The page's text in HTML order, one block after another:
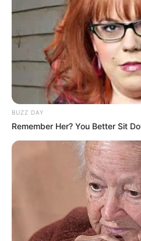
BUZZ DAY
Remember Her? You Better Sit